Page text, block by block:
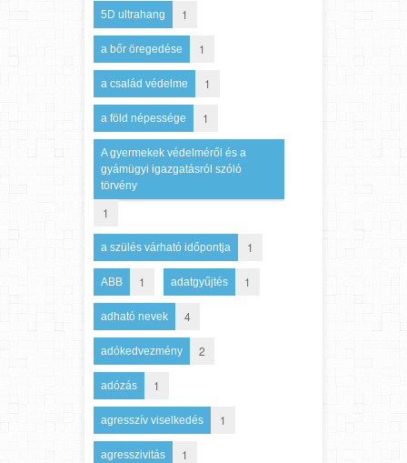
5D ultrahang 1
a bőr öregedése 1
a család védelme 1
a föld népessége 1
A gyermekek védelméről és a
gyámügyi igazgatásról szóló
törvény
1
a szülés várható időpontja 1
ABB 1 adatgyűjtés 1
adható nevek 4
adókedvezmény 2
adózás 1
agresszív viselkedés 1
agresszivitás 1